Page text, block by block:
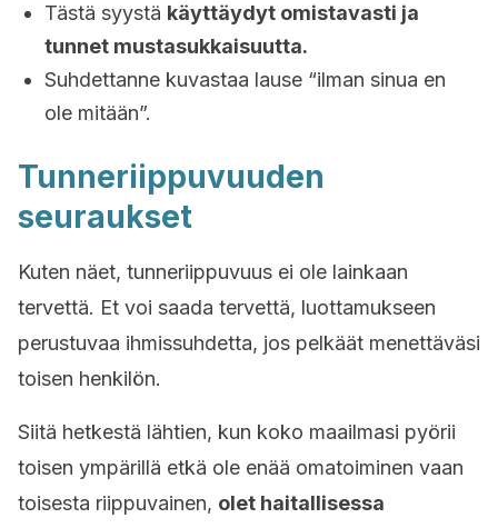
Tästä syystä käyttäydyt omistavasti ja
tunnet mustasukkaisuutta.
Suhdettanne kuvastaa lause “ilman sinua en
ole mitään”.
Tunneriippuvuuden
seuraukset
Kuten näet, tunneriippuvuus ei ole lainkaan
tervettä. Et voi saada tervettä, luottamukseen
perustuvaa ihmissuhdetta, jos pelkäät menettäväsi
toisen henkilön.
Siitä hetkestä lähtien, kun koko maailmasi pyörii
toisen ympärillä etkä ole enää omatoiminen vaan
toisesta riippuvainen, olet haitallisessa